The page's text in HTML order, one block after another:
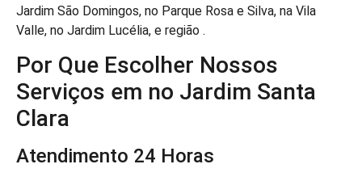
Jardim São Domingos, no Parque Rosa e Silva, na Vila
Valle, no Jardim Lucélia, e região .
Por Que Escolher Nossos
Serviços em no Jardim Santa
Clara
Atendimento 24 Horas